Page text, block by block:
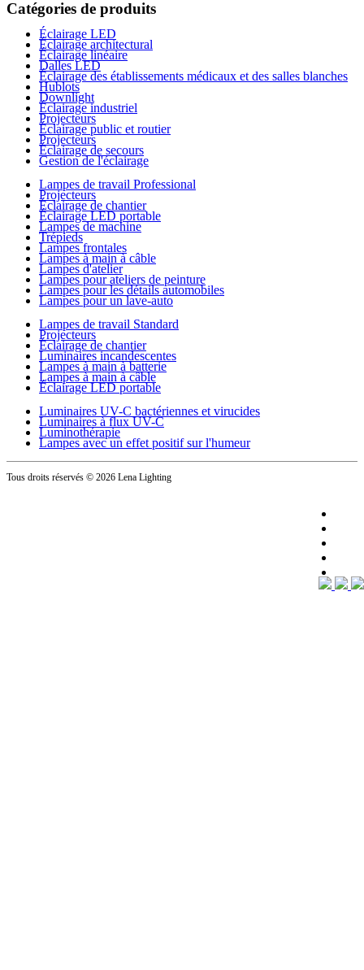
Catégories de produits
Éclairage LED
Éclairage architectural
Éclairage linéaire
Dalles LED
Éclairage des établissements médicaux et des salles blanches
Hublots
Downlight
Éclairage industriel
Projecteurs
Éclairage public et routier
Projecteurs
Éclairage de secours
Gestion de l'éclairage
Lampes de travail Professional
Projecteurs
Éclairage de chantier
Éclairage LED portable
Lampes de machine
Trépieds
Lampes frontales
Lampes à main à câble
Lampes d'atelier
Lampes pour ateliers de peinture
Lampes pour les détails automobiles
Lampes pour un lave-auto
Lampes de travail Standard
Projecteurs
Éclairage de chantier
Luminaires incandescentes
Lampes à main à batterie
Lampes à main à câble
Éclairage LED portable
Luminaires UV-C bactériennes et virucides
Luminaires à flux UV-C
Luminothérapie
Lampes avec un effet positif sur l'humeur
Tous droits réservés © 2026 Lena Lighting